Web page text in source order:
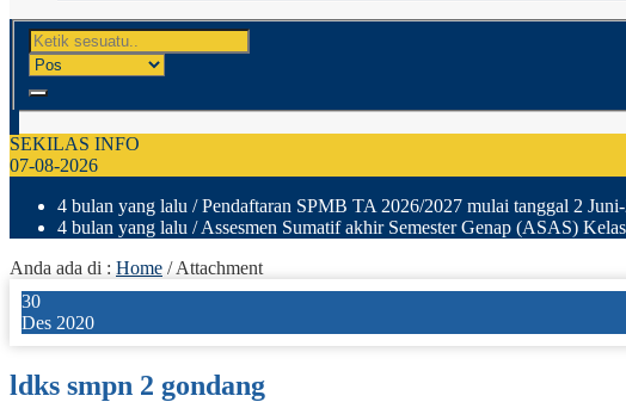
SEKILAS INFO
07-08-2026
4 bulan yang lalu / Pendaftaran SPMB TA 2026/2027 mulai tanggal 2
4 bulan yang lalu / Assesmen Sumatif akhir Semester Genap (ASAS)
Anda ada di : Home / Attachment
30
Des 2020
ldks smpn 2 gondang